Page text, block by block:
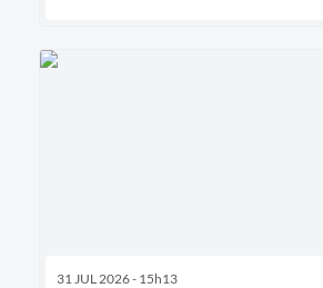
31 JUL 2026 - 15h13